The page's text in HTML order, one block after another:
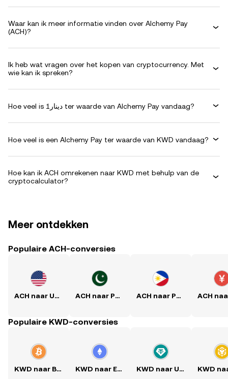
Waar kan ik meer informatie vinden over Alchemy Pay
(ACH)?
Ik heb wat vragen over het kopen van cryptocurrency. Met
wie kan ik spreken?
Hoe veel is دينار1 ter waarde van Alchemy Pay vandaag?
Hoe veel is een Alchemy Pay ter waarde van KWD vandaag?
Hoe kan ik ACH omrekenen naar KWD met behulp van de
cryptocalculator?
Meer ontdekken
Populaire ACH-conversies
ACH naar USD ACH naar PKR ACH naar PHP
Populaire KWD-conversies
KWD naar BTC KWD naar ETH KWD naar USDT